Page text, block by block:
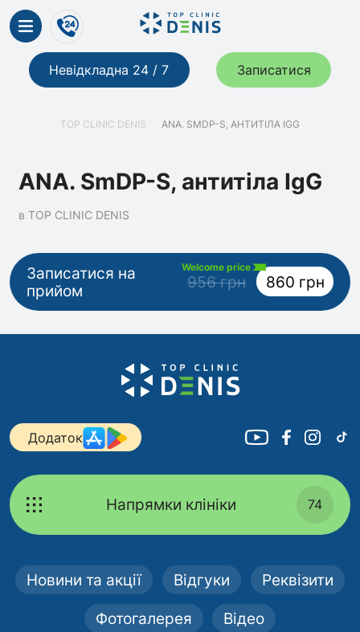
Невідкладна 24 / 7 Записатися
TOP CLINIC DENIS ANA. SMDP-S, АНТИТІЛА IGG
ANA. SmDP-S, антитіла IgG
в TOP CLINIC DENIS
Записатися на
прийом
Welcome price
956 грн 860 грн
Додаток
Напрямки клініки 74
Новини та акції Відгуки Реквізити
Фотогалерея Відео